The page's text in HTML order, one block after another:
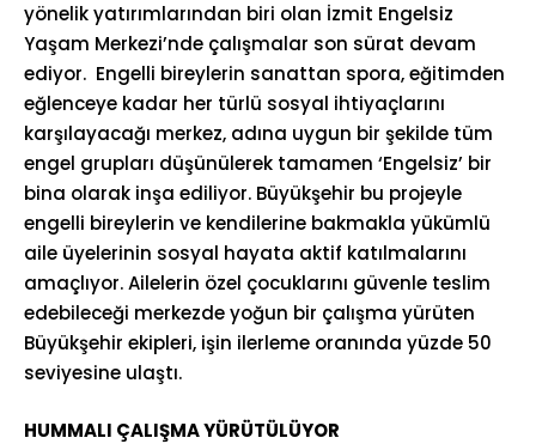
yönelik yatırımlarından biri olan İzmit Engelsiz
Yaşam Merkezi’nde çalışmalar son sürat devam
ediyor. Engelli bireylerin sanattan spora, eğitimden
eğlenceye kadar her türlü sosyal ihtiyaçlarını
karşılayacağı merkez, adına uygun bir şekilde tüm
engel grupları düşünülerek tamamen ‘Engelsiz’ bir
bina olarak inşa ediliyor. Büyükşehir bu projeyle
engelli bireylerin ve kendilerine bakmakla yükümlü
aile üyelerinin sosyal hayata aktif katılmalarını
amaçlıyor. Ailelerin özel çocuklarını güvenle teslim
edebileceği merkezde yoğun bir çalışma yürüten
Büyükşehir ekipleri, işin ilerleme oranında yüzde 50
seviyesine ulaştı.
HUMMALI ÇALIŞMA YÜRÜTÜLÜYOR